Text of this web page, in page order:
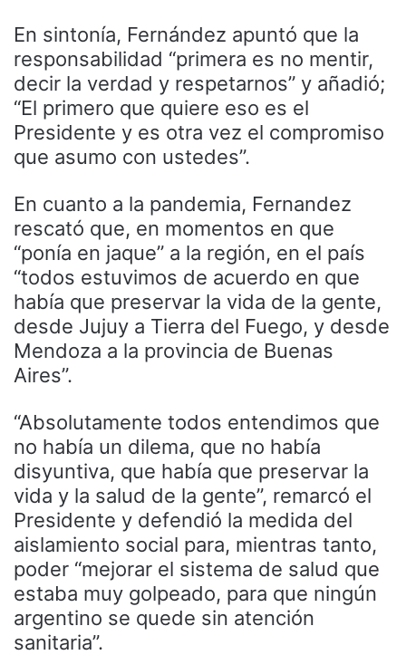
En sintonía, Fernández apuntó que la
responsabilidad “primera es no mentir,
decir la verdad y respetarnos” y añadió;
“El primero que quiere eso es el
Presidente y es otra vez el compromiso
que asumo con ustedes”.
En cuanto a la pandemia, Fernandez
rescató que, en momentos en que
“ponía en jaque” a la región, en el país
“todos estuvimos de acuerdo en que
había que preservar la vida de la gente,
desde Jujuy a Tierra del Fuego, y desde
Mendoza a la provincia de Buenas
Aires”.
“Absolutamente todos entendimos que
no había un dilema, que no había
disyuntiva, que había que preservar la
vida y la salud de la gente”, remarcó el
Presidente y defendió la medida del
aislamiento social para, mientras tanto,
poder “mejorar el sistema de salud que
estaba muy golpeado, para que ningún
argentino se quede sin atención
sanitaria”.